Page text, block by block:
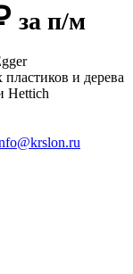
за п/м
и дерева
Hettich